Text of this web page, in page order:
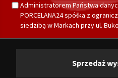
Administratorem Państwa
PORCELANA24 spółka z
siedzibą w Markach przy ul.
Sprzedaż